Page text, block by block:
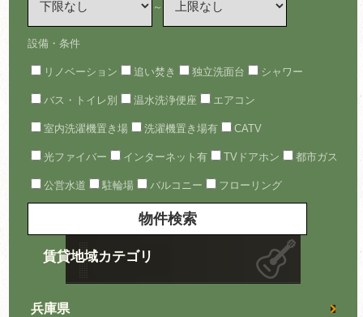
～
設備・条件
リノベーション 追い焚き 独立洗面台 シャワー
バス・トイレ別 温水洗浄便座 エアコン
室内洗濯機置き場 洗濯機置き場有 CATV
光ファイバー インターネット有 TVドアホン 都市ガス
公営水道 駐輪場 バルコニー フローリング
賃貸地域カテゴリ
兵庫県